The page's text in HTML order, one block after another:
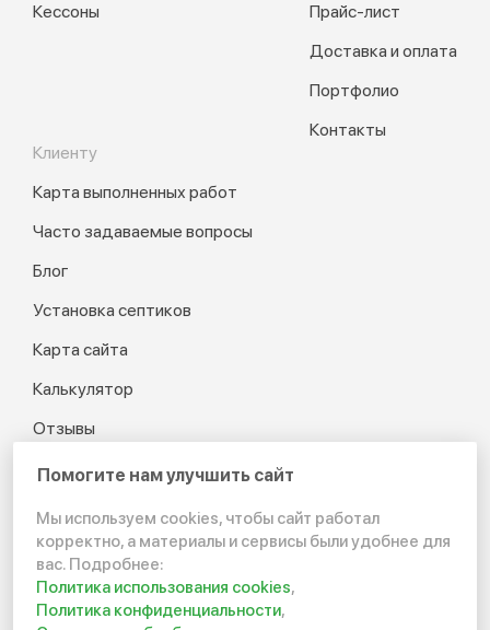
Кессоны
Прайс-лист
Доставка и оплата
Портфолио
Контакты
Клиенту
Карта выполненных работ
Часто задаваемые вопросы
Блог
Установка септиков
Карта сайта
Калькулятор
Отзывы
© 2012-2026 Канализация
в частном доме и на даче
Политика конфиденциальности
Помогите нам улучшить сайт
Мы используем cookies, чтобы сайт работал
корректно, а материалы и сервисы были удобнее для
вас. Подробнее:
Политика использования cookies,
Политика конфиденциальности,